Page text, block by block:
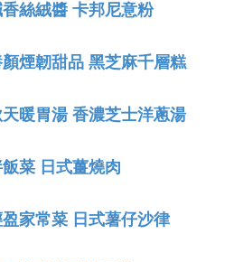
香絲絨醬 卡邦尼意粉
顏煙韌甜品 黑芝麻千層糕
天暖胃湯 香濃芝士洋蔥湯
飯菜 日式薑燒肉
盈家常菜 日式薯仔沙律